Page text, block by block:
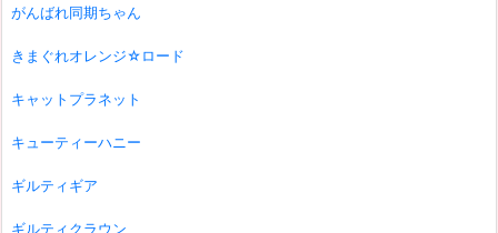
がんばれ同期ちゃん
きまぐれオレンジ☆ロード
キャットプラネット
キューティーハニー
ギルティギア
ギルティクラウン